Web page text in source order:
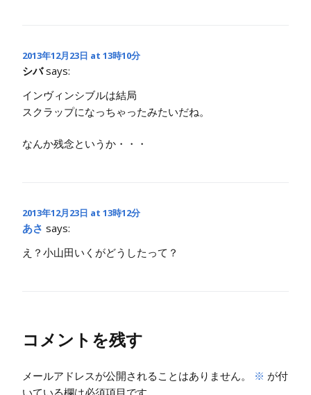
2013年12月23日 at 13時10分
シバ says:
インヴィンシブルは結局
スクラップになっちゃったみたいだね。
なんか残念というか・・・
2013年12月23日 at 13時12分
あさ says:
え？小山田いくがどうしたって？
コメントを残す
メールアドレスが公開されることはありません。 ※ が付
いている欄は必須項目です